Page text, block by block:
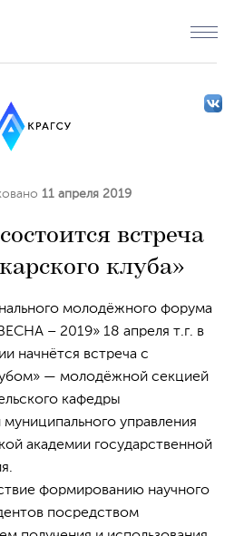
11 апреля 2019
встреча
клуба»
молодёжного форума
– 2019» 18 апреля т.г. в
начнётся встреча с
— молодёжной секцией
кафедры
муниципального управления
академии государственной
формированию научного
посредством